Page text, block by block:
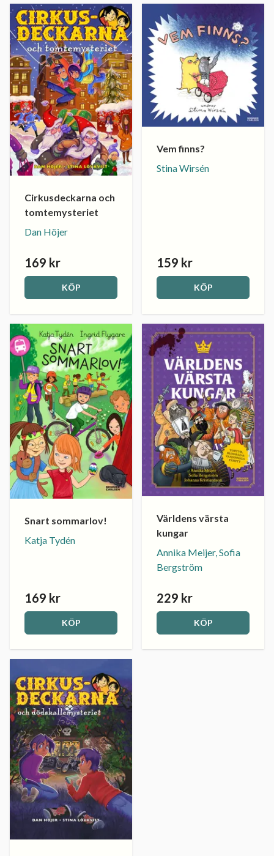
Cirkusdeckarna och
tomtemysteriet
Dan Höjer
169 kr
KÖP
Vem finns?
Stina Wirsén
159 kr
KÖP
Snart sommarlov!
Katja Tydén
169 kr
KÖP
Världens värsta
kungar
Annika Meijer, Sofia
Bergström
229 kr
KÖP